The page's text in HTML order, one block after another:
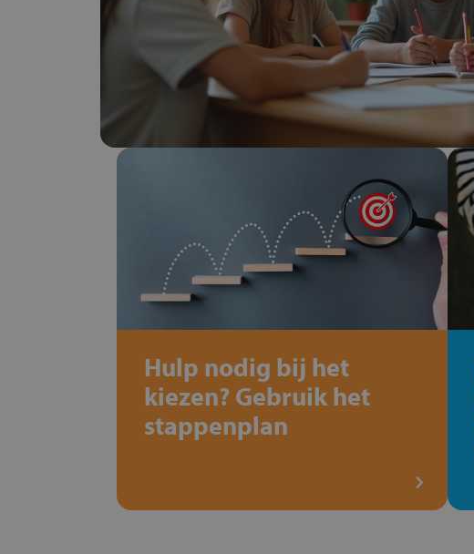
Hulp nodig bij het
kiezen? Gebruik het
stappenplan